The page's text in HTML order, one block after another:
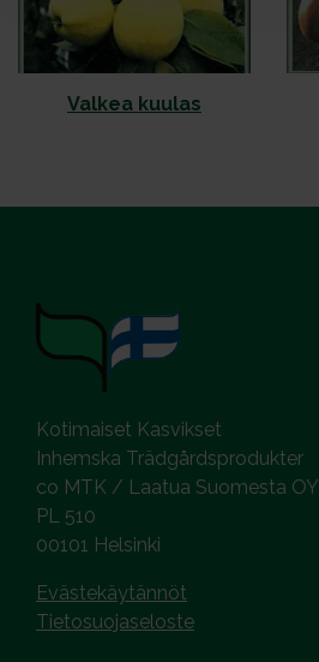
Val­kea kuu­las
Kotimaiset Kasvikset
Inhemska Trädgårdsprodukter
co MTK / Laatua Suomesta OY
PL 510
00101 Helsinki
Evästekäytännöt
Tietosuojaseloste